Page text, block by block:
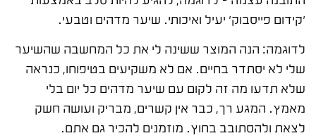
'קידום פייסבוק' יעיל ואיכותי. שיער מדהים וטבעי.
לדוגמה: הנה המוצר ששינה לי את כל המחשבה שהשיער
שלי לא יסתדר בחיים. אם לא משקיעים בטיפוחו, כנראה
שלא תדעו מה זה לקום עם שיער מדהים כל יום בלי
מאמץ. המגע רך, כבר אין קשרים, מבריק ועושה חשק
לצאת ולהסתובב בחוץ. מוזמנים להכיר גם אתם.